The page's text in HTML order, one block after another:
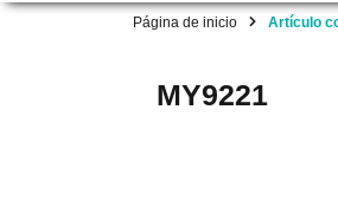
Página de inicio Artículo
MY9221